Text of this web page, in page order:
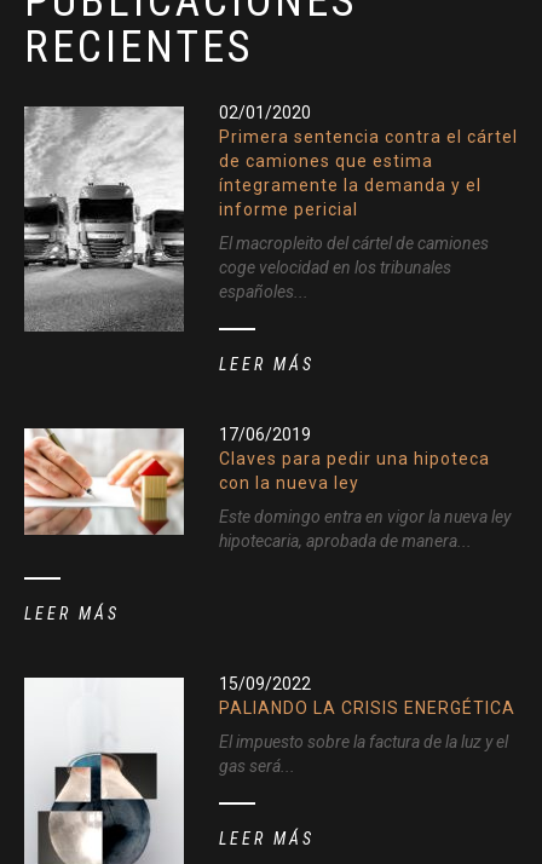
RECIENTES
02/01/2020
Primera sentencia contra el cártel
de camiones que estima
íntegramente la demanda y el
informe pericial
El macropleito del cártel de camiones
coge velocidad en los tribunales
españoles...
LEER MÁS
17/06/2019
Claves para pedir una hipoteca
con la nueva ley
Este domingo entra en vigor la nueva ley
hipotecaria, aprobada de manera...
LEER MÁS
15/09/2022
PALIANDO LA CRISIS ENERGÉTICA
El impuesto sobre la factura de la luz y el
gas será...
LEER MÁS